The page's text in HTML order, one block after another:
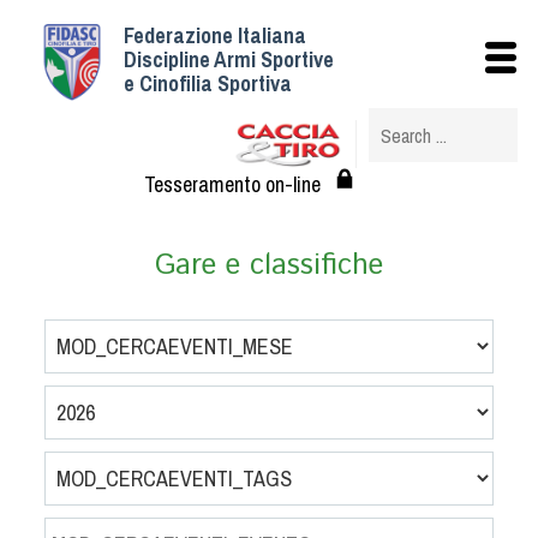
Federazione Italiana
Discipline Armi Sportive
e Cinofilia Sportiva
Tesseramento on-line
Gare e classifiche
Istituzionale
Struttura
Albo Veterinari federali
Tesseramento e Affiliazioni
Circolari
Federazione Trasparente
Convenzioni
Società
Tesserati